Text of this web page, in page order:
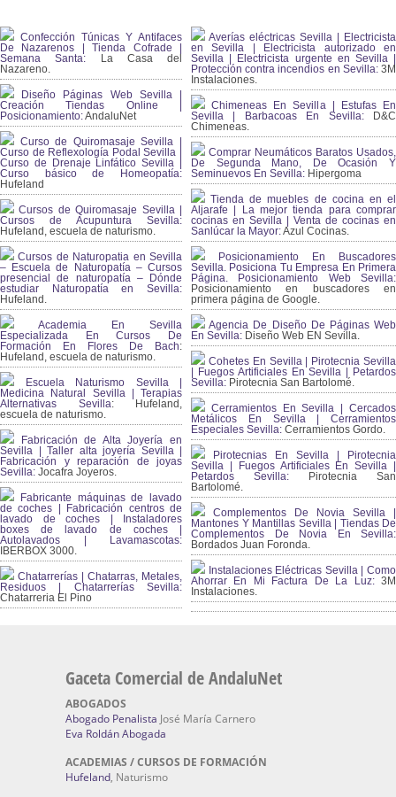
Confección Túnicas Y Antifaces
De Nazarenos | Tienda Cofrade |
Semana Santa: La Casa del
Nazareno.
Diseño Páginas Web Sevilla |
Creación Tiendas Online |
Posicionamiento:AndaluNet
Curso de Quiromasaje Sevilla |
Curso de Reflexología Podal Sevilla |
Curso de Drenaje Linfático Sevilla |
Curso básico de Homeopatía:
Hufeland
Cursos de Quiromasaje Sevilla |
Cursos de Acupuntura Sevilla:
Hufeland, escuela de naturismo.
Cursos de Naturopatia en Sevilla
– Escuela de Naturopatía – Cursos
presencial de naturopatía – Dónde
estudiar Naturopatía en Sevilla:
Hufeland.
Academia En Sevilla
Especializada En Cursos De
Formación En Flores De Bach:
Hufeland, escuela de naturismo.
Escuela Naturismo Sevilla |
Medicina Natural Sevilla | Terapias
Alternativas Sevilla: Hufeland,
escuela de naturismo.
Fabricación de Alta Joyería en
Sevilla | Taller alta joyería Sevilla |
Fabricación y reparación de joyas
Sevilla: Jocafra Joyeros.
Fabricante máquinas de lavado
de coches | Fabricación centros de
lavado de coches | Instaladores
boxes de lavado de coches |
Autolavados | Lavamascotas:
IBERBOX 3000.
Chatarrerías | Chatarras, Metales,
Residuos | Chatarrerías Sevilla:
Chatarreria El Pino
Averías eléctricas Sevilla | Electricista
en Sevilla | Electricista autorizado en
Sevilla | Electricista urgente en Sevilla |
Protección contra incendios en Sevilla:3M
Instalaciones.
Chimeneas En Sevilla | Estufas En
Sevilla | Barbacoas En Sevilla:D&C
Chimeneas.
Comprar Neumáticos Baratos Usados,
De Segunda Mano, De Ocasión Y
Seminuevos En Sevilla: Hipergoma
Tienda de muebles de cocina en el
Aljarafe | La mejor tienda para comprar
cocinas en Sevilla | Venta de cocinas en
Sanlúcar la Mayor:Azul Cocinas.
Posicionamiento En Buscadores
Sevilla. Posiciona Tu Empresa En Primera
Página. Posicionamiento Web Sevilla:
Posicionamiento en buscadores en
primera página de Google.
Agencia De Diseño De Páginas Web
En Sevilla: Diseño Web EN Sevilla.
Cohetes En Sevilla | Pirotecnia Sevilla
| Fuegos Artificiales En Sevilla | Petardos
Sevilla: Pirotecnia San Bartolomé.
Cerramientos En Sevilla | Cercados
Metálicos En Sevilla | Cerramientos
Especiales Sevilla: Cerramientos Gordo.
Pirotecnias En Sevilla | Pirotecnia
Sevilla | Fuegos Artificiales En Sevilla |
Petardos Sevilla: Pirotecnia San
Bartolomé.
Complementos De Novia Sevilla |
Mantones Y Mantillas Sevilla | Tiendas De
Complementos De Novia En Sevilla:
Bordados Juan Foronda.
Instalaciones Eléctricas Sevilla | Como
Ahorrar En Mi Factura De La Luz:3M
Instalaciones.
Gaceta Comercial de AndaluNet
ABOGADOS
Abogado Penalista José María Carnero
Eva Roldán Abogada
ACADEMIAS / CURSOS DE FORMACIÓN
Hufeland, Naturismo